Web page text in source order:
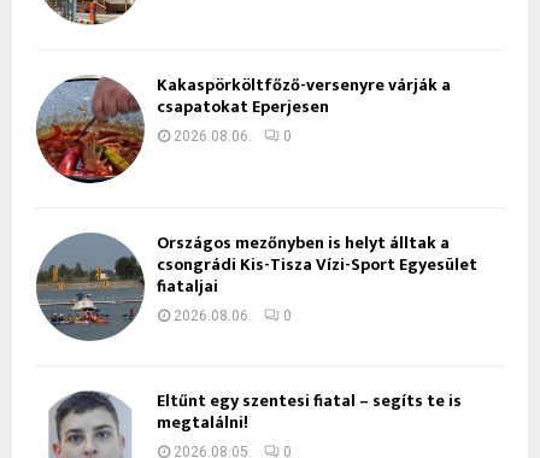
Kakaspörköltfőző-versenyre várják a
csapatokat Eperjesen
2026.08.06. 0
Országos mezőnyben is helyt álltak a
csongrádi Kis-Tisza Vízi-Sport Egyesület
fiataljai
2026.08.06. 0
Eltűnt egy szentesi fiatal – segíts te is
megtalálni!
2026.08.05. 0